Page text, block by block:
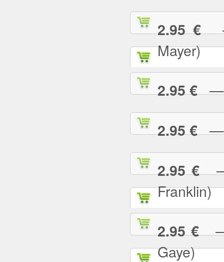
2.95 €—
Mayer)
2.95 €—
2.95 €—
2.95 €—
Franklin)
2.95 €—
Gaye)